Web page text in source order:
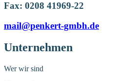
Fax: 0208 41969-22
mail@penkert-gmbh.de
Unternehmen
Wer wir sind